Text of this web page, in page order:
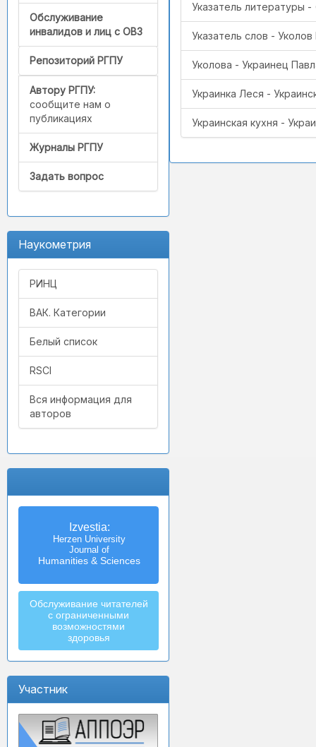
Обслуживание
инвалидов и лиц с ОВЗ
Репозиторий РГПУ
Автору РГПУ:
сообщите нам о
публикациях
Журналы РГПУ
Задать вопрос
Наукометрия
РИНЦ
ВАК. Категории
Белый список
RSCI
Вся информация для
авторов
Izvestia:
Herzen University
Journal of
Humanities & Sciences
Обслуживание читателей
с ограниченными
возможностями
здоровья
Участник
Указатель литературы -
Указатель слов -
Уколова - Украинец
Украинка Леся -
Украинская кухня -